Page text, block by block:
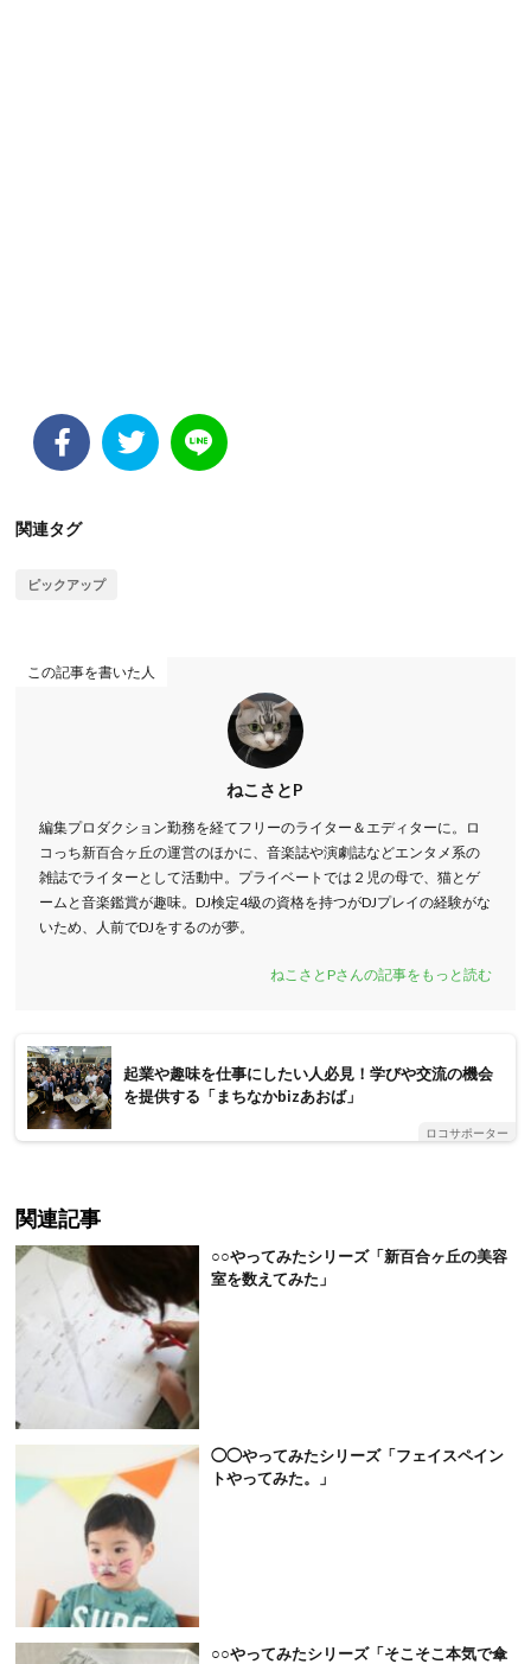
関連タグ
ピックアップ
この記事を書いた人
ねこさとP
編集プロダクション勤務を経てフリーのライター＆エディターに。ロ
コっち新百合ヶ丘の運営のほかに、音楽誌や演劇誌などエンタメ系の
雑誌でライターとして活動中。プライベートでは２児の母で、猫とゲ
ームと音楽鑑賞が趣味。DJ検定4級の資格を持つがDJプレイの経験がな
いため、人前でDJをするのが夢。
ねこさとPさんの記事をもっと読む
起業や趣味を仕事にしたい人必見！学びや交流の機会
を提供する「まちなかbizあおば」
ロコサポーター
関連記事
○○やってみたシリーズ「新百合ヶ丘の美容
室を数えてみた」
◯◯やってみたシリーズ「フェイスペイン
トやってみた。」
○○やってみたシリーズ「そこそこ本気で傘